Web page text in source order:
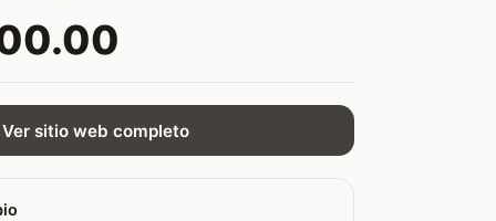
Ver sitio web completo